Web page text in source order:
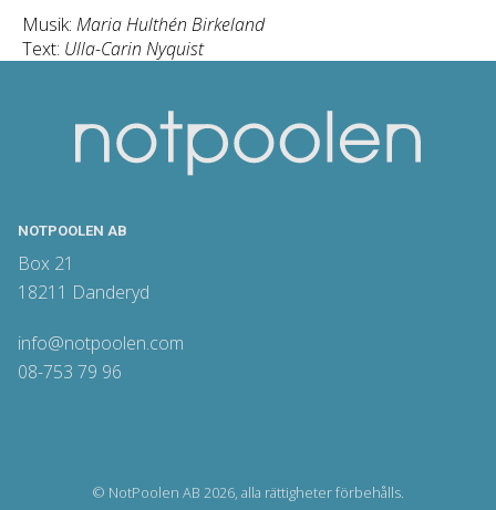
Musik: Maria Hulthén Birkeland
Text: Ulla-Carin Nyquist
NOTPOOLEN AB
Box 21
18211 Danderyd
info@notpoolen.com
08-753 79 96
© NotPoolen AB 2026, alla rättigheter förbehålls.